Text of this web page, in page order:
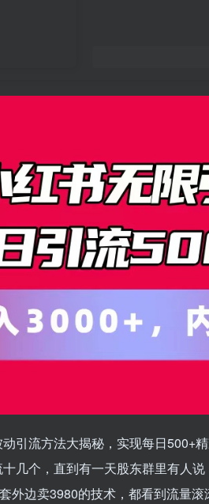
引流方法大揭秘，实现每日500+
几个，直到有一天股东群里有人
外边卖3980的技术，都看到流量